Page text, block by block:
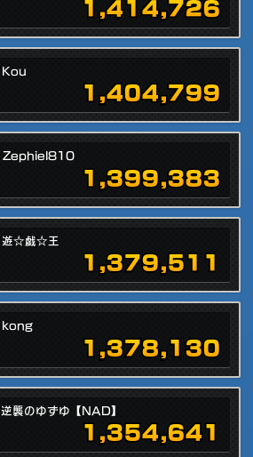
1,414,726
Kou
1,404,799
Zephiel810
1,399,383
遊☆戯☆王
1,379,511
kong
1,378,130
逆襲のゆずゆ【NAD】
1,354,641